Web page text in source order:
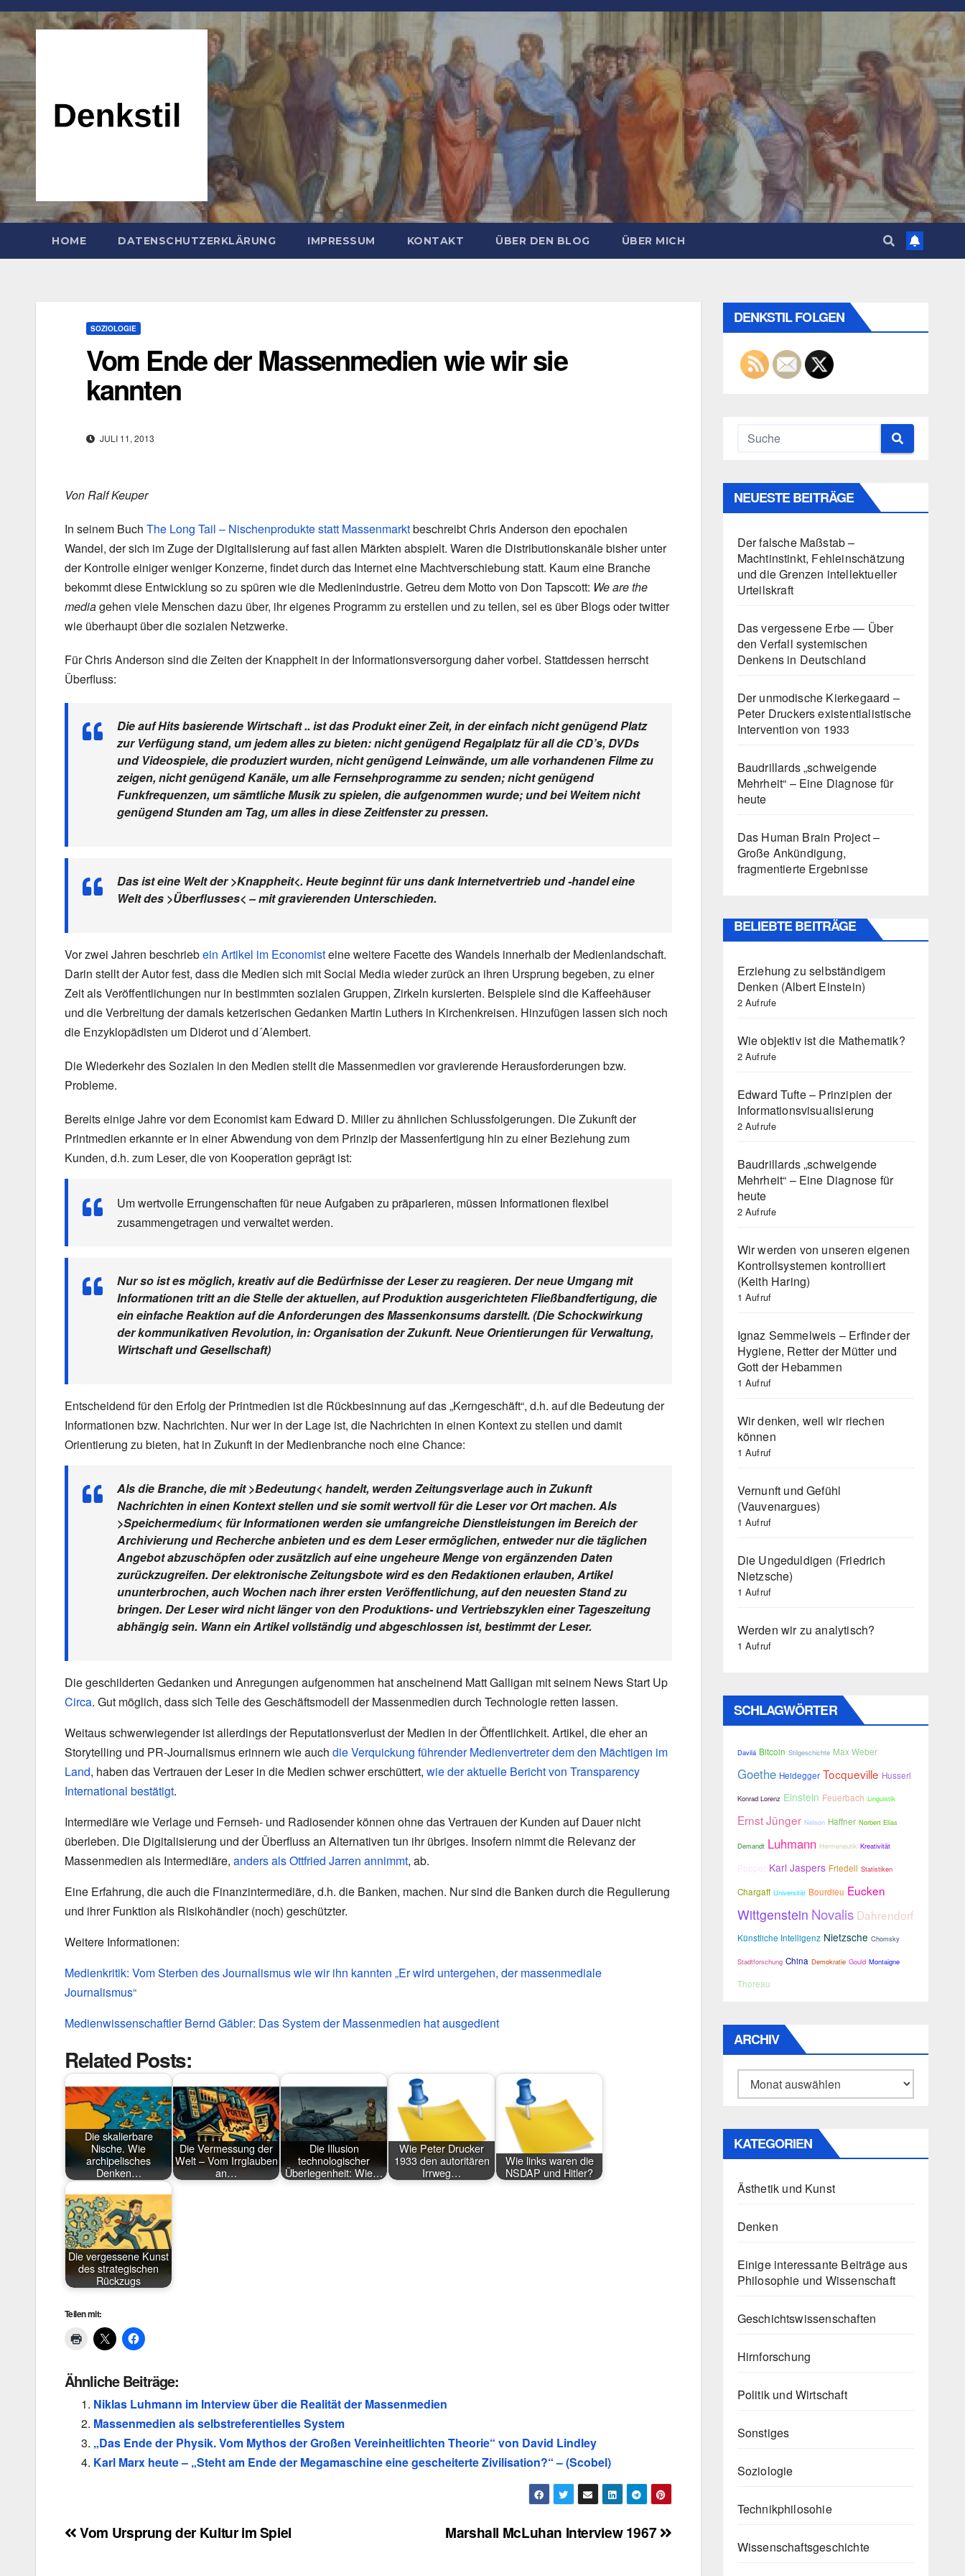
Zum
Inhalt
springen
HOME DATENSCHUTZERKLÄRUNG IMPRESSUM KONTAKT ÜBER DEN BLOG ÜBER MICH
SOZIOLOGIE
Vom Ende der Massenmedien wie wir sie
kannten
JULI 11, 2013
Von Ralf Keuper
In seinem Buch The Long Tail – Nischenprodukte statt Massenmarktbeschreibt Chris Anderson den epochalen
Wandel, der sich im Zuge der Digitalisierung auf fast allen Märkten abspielt. Waren die Distributionskanäle bisher unter
der Kontrolle einiger weniger Konzerne, findet durch das Internet eine Machtverschiebung statt. Kaum eine Branche
bekommt diese Entwicklung so zu spüren wie die Medienindustrie. Getreu dem Motto von Don Tapscott: We are the
mediagehen viele Menschen dazu über, ihr eigenes Programm zu erstellen und zu teilen, sei es über Blogs oder twitter
wie überhaupt über die sozialen Netzwerke.
Für Chris Anderson sind die Zeiten der Knappheit in der Informationsversorgung daher vorbei. Stattdessen herrscht
Überfluss:
Die auf Hits basierende Wirtschaft .. ist das Produkt einer Zeit, in der einfach nicht genügend Platz
zur Verfügung stand, um jedem alles zu bieten: nicht genügend Regalplatz für all die CD’s, DVDs
und Videospiele, die produziert wurden, nicht genügend Leinwände, um alle vorhandenen Filme zu
zeigen, nicht genügend Kanäle, um alle Fernsehprogramme zu senden; nicht genügend
Funkfrequenzen, um sämtliche Musik zu spielen, die aufgenommen wurde; und bei Weitem nicht
genügend Stunden am Tag, um alles in diese Zeitfenster zu pressen.
Das ist eine Welt der >Knappheit<. Heute beginnt für uns dank Internetvertrieb und -handel eine
Welt des >Überflusses< – mit gravierenden Unterschieden.
Vor zwei Jahren beschriebein Artikel im Economisteine weitere Facette des Wandels innerhalb der Medienlandschaft.
Darin stellt der Autor fest, dass die Medien sich mit Social Media wieder zurück an ihren Ursprung begeben, zu einer
Zeit als Veröffentlichungen nur in bestimmten sozialen Gruppen, Zirkeln kursierten. Beispiele sind die Kaffeehäuser
und die Verbreitung der damals ketzerischen Gedanken Martin Luthers in Kirchenkreisen. Hinzufügen lassen sich noch
die Enzyklopädisten um Diderot und d´Alembert.
Die Wiederkehr des Sozialen in den Medien stellt die Massenmedien vor gravierende Herausforderungen bzw.
Probleme.
Bereits einige Jahre vor dem Economist kam Edward D. Miller zu ähnlichen Schlussfolgerungen. Die Zukunft der
Printmedien erkannte er in einer Abwendung von dem Prinzip der Massenfertigung hin zu einer Beziehung zum
Kunden, d.h. zum Leser, die von Kooperation geprägt ist:
Um wertvolle Errungenschaften für neue Aufgaben zu präparieren, müssen Informationen flexibel
zusammengetragen und verwaltet werden.
Nur so ist es möglich, kreativ auf die Bedürfnisse der Leser zu reagieren. Der neue Umgang mit
Informationen tritt an die Stelle der aktuellen, auf Produktion ausgerichteten Fließbandfertigung, die
ein einfache Reaktion auf die Anforderungen des Massenkonsums darstellt. (Die Schockwirkung
der kommunikativen Revolution, in: Organisation der Zukunft. Neue Orientierungen für Verwaltung,
Wirtschaft und Gesellschaft)
Entscheidend für den Erfolg der Printmedien ist die Rückbesinnung auf das „Kerngeschäft“, d.h. auf die Bedeutung der
Informationen bzw. Nachrichten. Nur wer in der Lage ist, die Nachrichten in einen Kontext zu stellen und damit
Orientierung zu bieten, hat in Zukunft in der Medienbranche noch eine Chance:
Als die Branche, die mit >Bedeutung< handelt, werden Zeitungsverlage auch in Zukunft
Nachrichten in einen Kontext stellen und sie somit wertvoll für die Leser vor Ort machen. Als
>Speichermedium< für Informationen werden sie umfangreiche Dienstleistungen im Bereich der
Archivierung und Recherche anbieten und es dem Leser ermöglichen, entweder nur die täglichen
Angebot abzuschöpfen oder zusätzlich auf eine ungeheure Menge von ergänzenden Daten
zurückzugreifen. Der elektronische Zeitungsbote wird es den Redaktionen erlauben, Artikel
ununterbrochen, auch Wochen nach ihrer ersten Veröffentlichung, auf den neuesten Stand zu
bringen. Der Leser wird nicht länger von den Produktions- und Vertriebszyklen einer Tageszeitung
abhängig sein. Wann ein Artikel vollständig und abgeschlossen ist, bestimmt der Leser.
Die geschilderten Gedanken und Anregungen aufgenommen hat anscheinend Matt Galligan mit seinem News Start Up
Circa. Gut möglich, dass sich Teile des Geschäftsmodell der Massenmedien durch Technologie retten lassen.
Weitaus schwerwiegender ist allerdings der Reputationsverlust der Medien in der Öffentlichkeit. Artikel, die eher an
Storytelling und PR-Journalismus erinnern wie auch die Verquickung führender Medienvertreter dem den Mächtigen im
Land, haben das Vertrauen der Leser in die Medien schwer erschüttert, wie der aktuelle Bericht von Transparency
International bestätigt.
Intermediäre wie Verlage und Fernseh- und Radiosender können ohne das Vertrauen der Kunden auf Dauer nicht
überleben. Die Digitalisierung und der Überfluss an Alternativen tun ihr übriges. Insofern nimmt die Relevanz der
Massenmedien als Intermediäre, anders als Ottfried Jarren annimmt, ab.
Eine Erfahrung, die auch die Finanzintermediäre, d.h. die Banken, machen. Nur sind die Banken durch die Regulierung
und ihrer Funktion als Risikohändler (noch) geschützter.
Weitere Informationen:
Medienkritik: Vom Sterben des Journalismus wie wir ihn kannten „Er wird untergehen, der massenmediale
Journalismus“
Medienwissenschaftler Bernd Gäbler: Das System der Massenmedien hat ausgedient
Related Posts:
Die skalierbare
Nische. Wie
archipelisches
Denken…
Die Vermessung der
Welt – Vom Irrglauben
an…
Die Illusion
technologischer
Überlegenheit: Wie…
Wie Peter Drucker
1933 den autoritären
Irrweg…
Wie links waren die
NSDAP und Hitler?
Die vergessene Kunst
des strategischen
Rückzugs
Teilen mit:
Ähnliche Beiträge:
Niklas Luhmann im Interview über die Realität der Massenmedien
Massenmedien als selbstreferentielles System
„Das Ende der Physik. Vom Mythos der Großen Vereinheitlichten Theorie“ von David Lindley
Karl Marx heute – „Steht am Ende der Megamaschine eine gescheiterte Zivilisation?“ – (Scobel)
Beitragsnavigation Marshall McLuhan Interview 1967
Vom Ursprung der Kultur im Spiel
DENKSTIL FOLGEN
NEUESTE BEITRÄGE
Der falsche Maßstab –
Machtinstinkt, Fehleinschätzung
und die Grenzen intellektueller
Urteilskraft
Das vergessene Erbe — Über
den Verfall systemischen
Denkens in Deutschland
Der unmodische Kierkegaard –
Peter Druckers existentialistische
Intervention von 1933
Baudrillards „schweigende
Mehrheit“ – Eine Diagnose für
heute
Das Human Brain Project –
Große Ankündigung,
fragmentierte Ergebnisse
BELIEBTE BEITRÄGE
Erziehung zu selbständigem
Denken (Albert Einstein)
2 Aufrufe
Wie objektiv ist die Mathematik?
2 Aufrufe
Edward Tufte – Prinzipien der
Informationsvisualisierung
2 Aufrufe
Baudrillards „schweigende
Mehrheit“ – Eine Diagnose für
heute
2 Aufrufe
Wir werden von unseren eigenen
Kontrollsystemen kontrolliert
(Keith Haring)
1 Aufruf
Ignaz Semmelweis – Erfinder der
Hygiene, Retter der Mütter und
Gott der Hebammen
1 Aufruf
Wir denken, weil wir riechen
können
1 Aufruf
Vernunft und Gefühl
(Vauvenargues)
1 Aufruf
Die Ungeduldigen (Friedrich
Nietzsche)
1 Aufruf
Werden wir zu analytisch?
1 Aufruf
SCHLAGWÖRTER
Davilá Bitcoin Stilgeschichte Max Weber
Goethe Heidegger Tocqueville Husserl
Konrad Lorenz Einstein Feuerbach Linguistik
Ernst Jünger Nelson Haffner Norbert Elias
Demandt Luhmann Hermeneutik Kreativität
Popper Karl Jaspers Friedell Statistiken
Chargaff Universität Bourdieu Eucken
Wittgenstein Novalis Dahrendorf
Künstliche Intelligenz Nietzsche Chomsky
Stadtforschung China Demokratie Gould Montaigne
Thoreau
ARCHIV
Archiv
KATEGORIEN
Ästhetik und Kunst
Denken
Einige interessante Beiträge aus
Philosophie und Wissenschaft
Geschichtswissenschaften
Hirnforschung
Politik und Wirtschaft
Sonstiges
Soziologie
Technikphilosohie
Wissenschaftsgeschichte